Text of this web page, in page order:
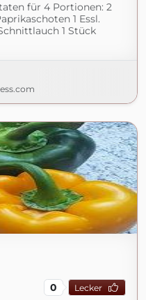
für 4 Portionen: 2
1 Essl.
1 Stück
0 Lecker